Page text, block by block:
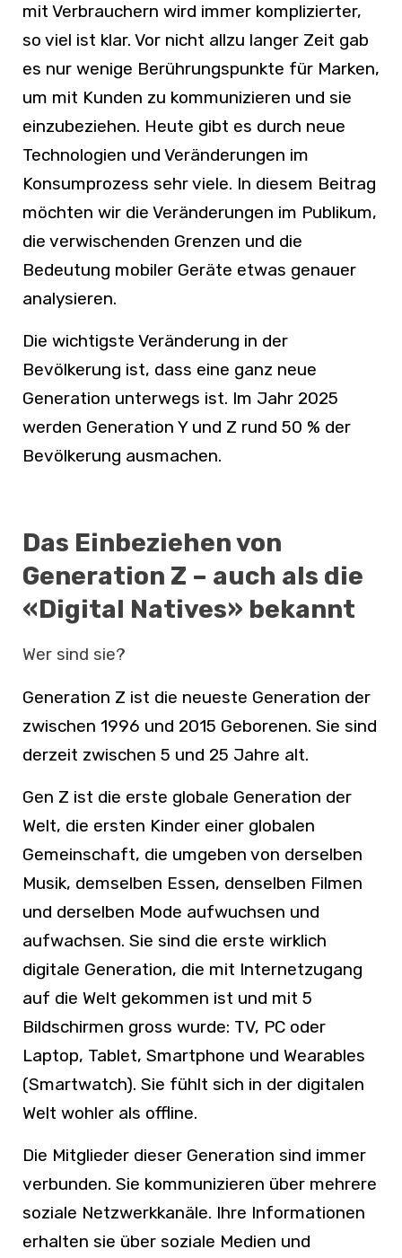
mit Verbrauchern wird immer komplizierter,
so viel ist klar. Vor nicht allzu langer Zeit gab
es nur wenige Berührungspunkte für Marken,
um mit Kunden zu kommunizieren und sie
einzubeziehen. Heute gibt es durch neue
Technologien und Veränderungen im
Konsumprozess sehr viele. In diesem Beitrag
möchten wir die Veränderungen im Publikum,
die verwischenden Grenzen und die
Bedeutung mobiler Geräte etwas genauer
analysieren.
Die wichtigste Veränderung in der
Bevölkerung ist, dass eine ganz neue
Generation unterwegs ist. Im Jahr 2025
werden Generation Y und Z rund 50 % der
Bevölkerung ausmachen.
Das Einbeziehen von
Generation Z – auch als die
«Digital Natives» bekannt
Wer sind sie?
Generation Z ist die neueste Generation der
zwischen 1996 und 2015 Geborenen. Sie sind
derzeit zwischen 5 und 25 Jahre alt.
Gen Z ist die erste globale Generation der
Welt, die ersten Kinder einer globalen
Gemeinschaft, die umgeben von derselben
Musik, demselben Essen, denselben Filmen
und derselben Mode aufwuchsen und
aufwachsen. Sie sind die erste wirklich
digitale Generation, die mit Internetzugang
auf die Welt gekommen ist und mit 5
Bildschirmen gross wurde: TV, PC oder
Laptop, Tablet, Smartphone und Wearables
(Smartwatch). Sie fühlt sich in der digitalen
Welt wohler als offline.
Die Mitglieder dieser Generation sind immer
verbunden. Sie kommunizieren über mehrere
soziale Netzwerkkanäle. Ihre Informationen
erhalten sie über soziale Medien und